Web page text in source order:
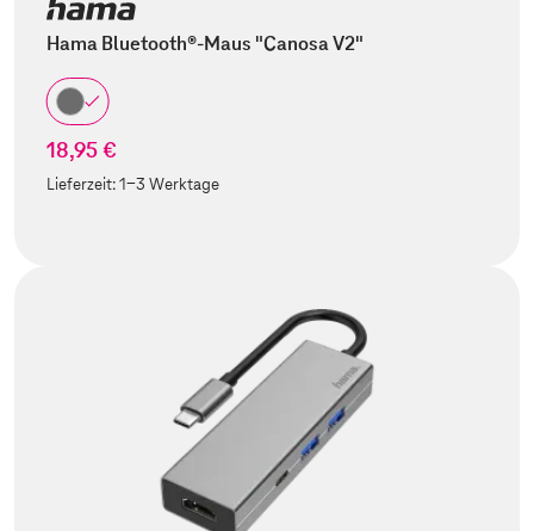
Hama Bluetooth®-Maus "Canosa V2"
18,95 €
Lieferzeit:1-3 Werktage